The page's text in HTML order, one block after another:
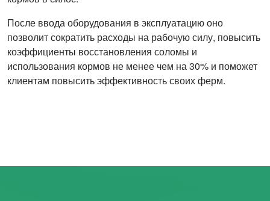
После ввода оборудования в эксплуатацию оно
позволит сократить расходы на рабочую силу, повысить
коэффициенты восстановления соломы и
использования кормов не менее чем на 30% и поможет
клиентам повысить эффективность своих ферм.